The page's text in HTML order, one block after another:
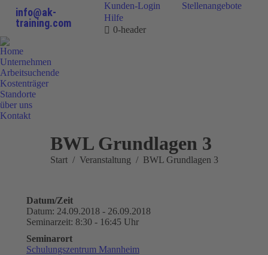
info@ak-
training.com
Kunden-Login
Stellenangebote
Hilfe
0-header
Home
Unternehmen
Arbeitsuchende
Kostenträger
Standorte
über uns
Kontakt
BWL Grundlagen 3
Sie befinden sich hier:
Start Veranstaltung BWL Grundlagen 3
Datum/Zeit
Datum: 24.09.2018 - 26.09.2018
Seminarzeit: 8:30 - 16:45 Uhr
Seminarort
Schulungszentrum Mannheim